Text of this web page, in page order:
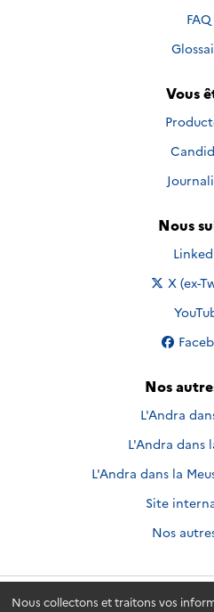
Nous collectons et traitons vos
FAQ
Vous
Nous
Nous
Nous
X (ex-
Nous
Nous
Nos
L'Andra
L'Andra dans
L'Andra dans la
Site
Nos
Andra.fr © 2026 -